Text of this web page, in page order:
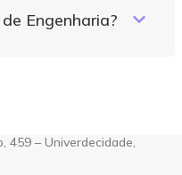
Engenharia?
459 – Univerdecidade,